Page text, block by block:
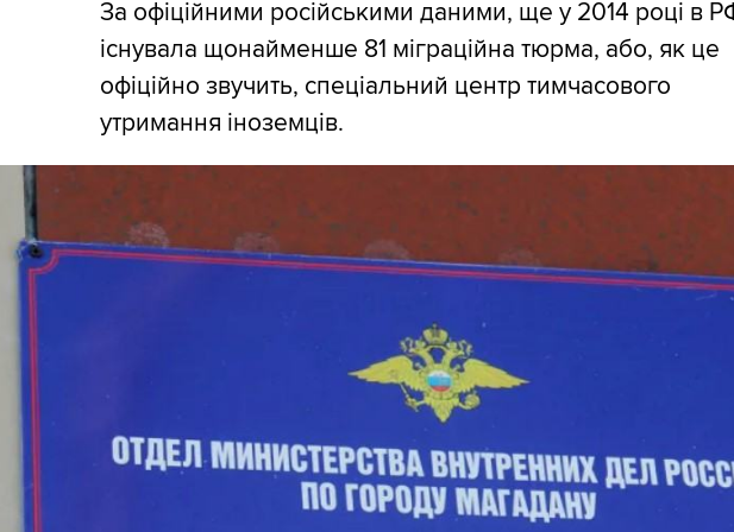
За офіційними російськими даними, ще у 2014 році в
існувала щонайменше 81 міграційна тюрма, або, як це
офіційно звучить, спеціальний центр тимчасового
утримання іноземців.